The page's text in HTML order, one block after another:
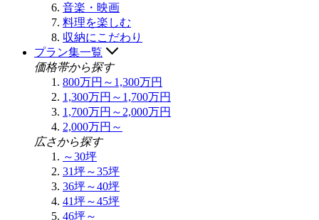
音楽・映画
料理を楽しむ
収納にこだわり
プラン集一覧
価格帯から探す
800万円～1,300万円
1,300万円～1,700万円
1,700万円～2,000万円
2,000万円～
広さから探す
～30坪
31坪～35坪
36坪～40坪
41坪～45坪
46坪～